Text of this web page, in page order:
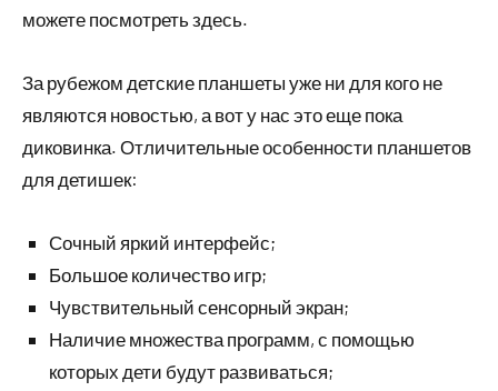
можете посмотреть здесь.
За рубежом детские планшеты уже ни для кого не
являются новостью, а вот у нас это еще пока
диковинка. Отличительные особенности планшетов
для детишек:
Сочный яркий интерфейс;
Большое количество игр;
Чувствительный сенсорный экран;
Наличие множества программ, с помощью
которых дети будут развиваться;